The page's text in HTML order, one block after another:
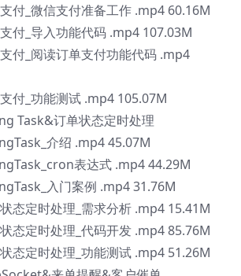
付_微信支付准备工作 .mp4 60.16M
付_导入功能代码 .mp4 107.03M
付_阅读订单支付功能代码 .mp4
付_功能测试 .mp4 105.07M
Task&订单状态定时处理
介绍 .mp4 45.07M
表达式 .mp4 44.29M
入门案例 .mp4 31.76M
态定时处理_需求分析 .mp4 15.41M
态定时处理_代码开发 .mp4 85.76M
态定时处理_功能测试 .mp4 51.26M